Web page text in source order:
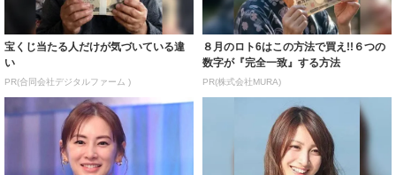
宝くじ当たる人だけが気づいている違
い
PR(合同会社デジタルファーム )
８月のロト6はこの方法で買え!!６つの
数字が『完全一致』する方法
PR(株式会社MURA)